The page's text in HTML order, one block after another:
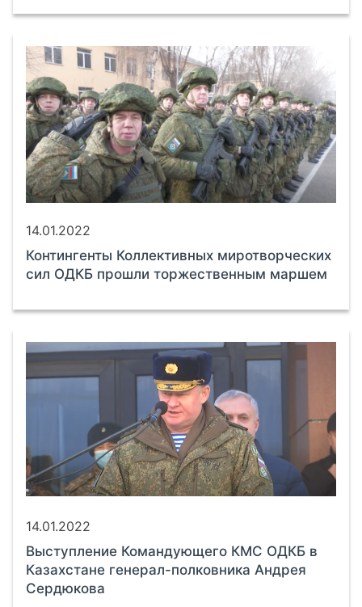
14.01.2022
Контингенты Коллективных миротворческих
сил ОДКБ прошли торжественным маршем
14.01.2022
Выступление Командующего КМС ОДКБ в
Казахстане генерал-полковника Андрея
Сердюкова